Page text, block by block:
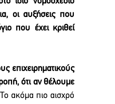
οι αυξήσεις που
που έχει κριθεί
επιχειρηματικούς
ότι αν θέλουμε
Το ακόμα πιο αισχρό